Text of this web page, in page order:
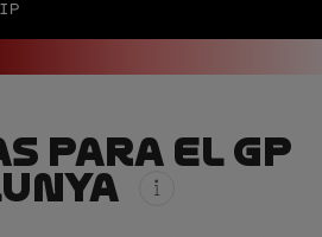
PARA EL GP